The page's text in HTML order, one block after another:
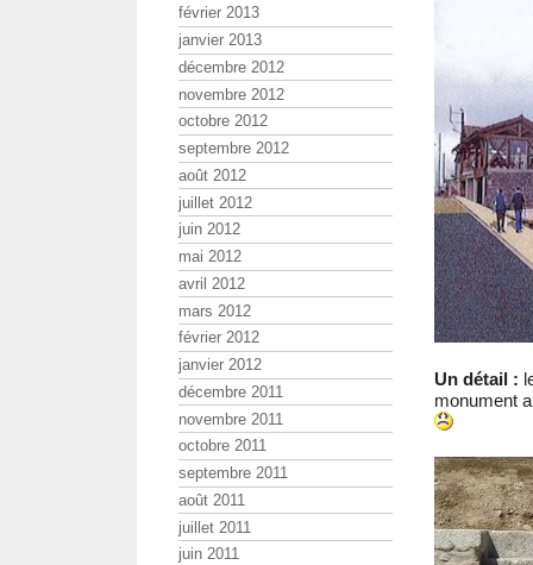
Un détail :
monument
février 2013
janvier 2013
décembre 2012
novembre 2012
octobre 2012
septembre 2012
août 2012
juillet 2012
juin 2012
mai 2012
avril 2012
mars 2012
février 2012
janvier 2012
décembre 2011
novembre 2011
octobre 2011
septembre 2011
août 2011
juillet 2011
juin 2011